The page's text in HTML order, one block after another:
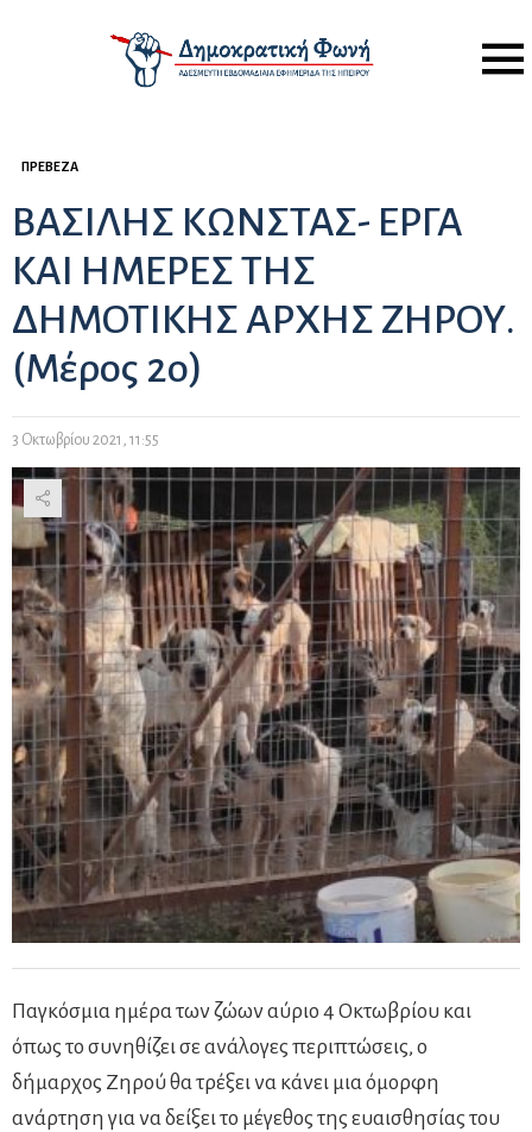
Menu
ΠΡΈΒΕΖΑ
ΒΑΣΙΛΗΣ ΚΩΝΣΤΑΣ- ΕΡΓΑ
ΚΑΙ ΗΜΕΡΕΣ ΤΗΣ
ΔΗΜΟΤΙΚΗΣ ΑΡΧΗΣ ΖΗΡΟΥ.
(Μέρος 2ο)
3 Οκτωβρίου 2021, 11:55
Παγκόσμια ημέρα των ζώων αύριο 4 Οκτωβρίου και
όπως το συνηθίζει σε ανάλογες περιπτώσεις, ο
δήμαρχος Ζηρού θα τρέξει να κάνει μια όμορφη
ανάρτηση για να δείξει το μέγεθος της ευαισθησίας του